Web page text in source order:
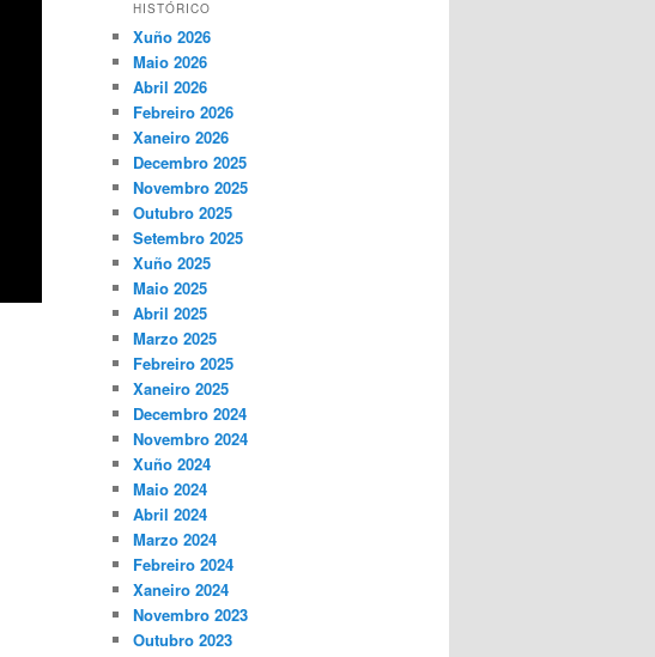
HISTÓRICO
Xuño 2026
Maio 2026
Abril 2026
Febreiro 2026
Xaneiro 2026
Decembro 2025
Novembro 2025
Outubro 2025
Setembro 2025
Xuño 2025
Maio 2025
Abril 2025
Marzo 2025
Febreiro 2025
Xaneiro 2025
Decembro 2024
Novembro 2024
Xuño 2024
Maio 2024
Abril 2024
Marzo 2024
Febreiro 2024
Xaneiro 2024
Novembro 2023
Outubro 2023